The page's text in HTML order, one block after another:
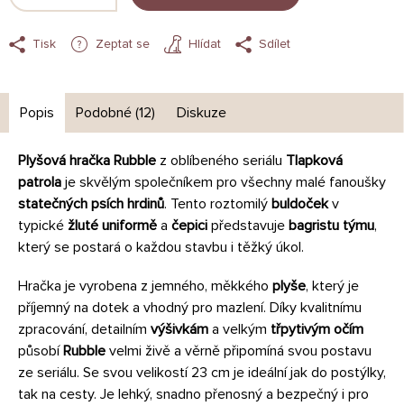
Tisk Zeptat se Hlídat Sdílet
Popis Podobné (12) Diskuze
Plyšová hračka Rubble z oblíbeného seriálu Tlapková
patrola je skvělým společníkem pro všechny malé fanoušky
statečných psích hrdinů. Tento roztomilý buldočekv
typické žluté uniformě a čepici představuje bagristu týmu,
který se postará o každou stavbu i těžký úkol.
Hračka je vyrobena z jemného, měkkého plyše, který je
příjemný na dotek a vhodný pro mazlení. Díky kvalitnímu
zpracování, detailním výšivkám a velkým třpytivým očím
působíRubble velmi živě a věrně připomíná svou postavu
ze seriálu. Se svou velikostí 23 cm je ideální jak do postýlky,
tak na cesty. Je lehký, snadno přenosný a bezpečný i pro